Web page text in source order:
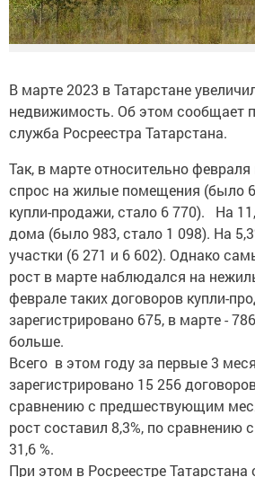
В марте 2023 в Татарстане
недвижимость. Об этом сообщает
служба Росреестра Татарстана.
Так, в марте относительно февраля
спрос на жилые помещения (было
купли-продажи, стало 6 770). На
дома (было 983, стало 1 098). На
участки (6 271 и 6 602). Однако
рост в марте наблюдался на
феврале таких договоров купли-
зарегистрировано 675, в марте -
больше.
Всего в этом году за первые 3
зарегистрировано 15 256
сравнению с предшествующим
рост составил 8,3%, по сравнению
31,6 %.
При этом в Росреестре Татарстана